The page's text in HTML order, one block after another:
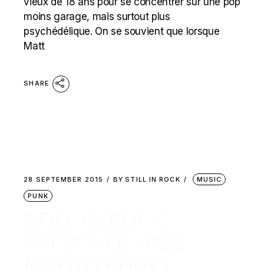
moins garage, mais surtout plus
psychédélique. On se souvient que lorsque
Matt
SHARE
28 SEPTEMBER 2015 BY STILL IN ROCK
MUSIC
PUNK